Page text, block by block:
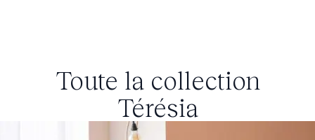
Toute la collection
Térésia